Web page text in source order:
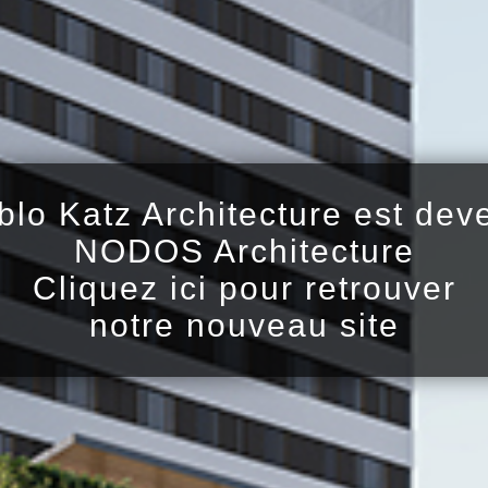
Katz Architecture est
NODOS Architecture
Cliquez ici pour retrouver
notre nouveau site